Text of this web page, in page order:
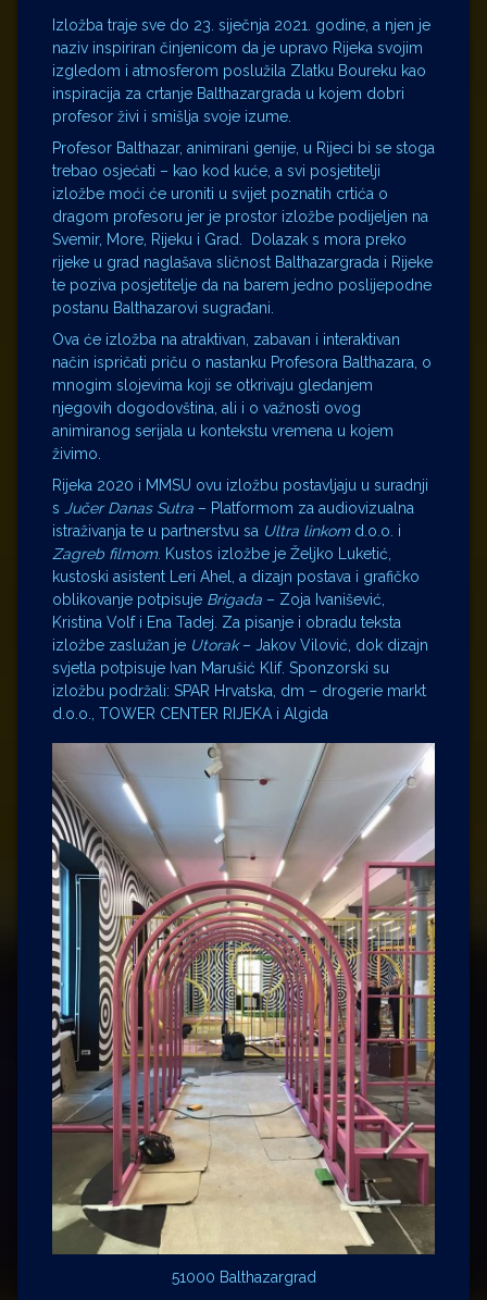
Izložba traje sve do 23. siječnja 2021. godine, a njen je
naziv inspiriran činjenicom da je upravo Rijeka svojim
izgledom i atmosferom poslužila Zlatku Boureku kao
inspiracija za crtanje Balthazargrada u kojem dobri
profesor živi i smišlja svoje izume.
Profesor Balthazar, animirani genije, u Rijeci bi se stoga
trebao osjećati – kao kod kuće, a svi posjetitelji
izložbe moći će uroniti u svijet poznatih crtića o
dragom profesoru jer je prostor izložbe podijeljen na
Svemir, More, Rijeku i Grad. Dolazak s mora preko
rijeke u grad naglašava sličnost Balthazargrada i Rijeke
te poziva posjetitelje da na barem jedno poslijepodne
postanu Balthazarovi sugrađani.
Ova će izložba na atraktivan, zabavan i interaktivan
način ispričati priču o nastanku Profesora Balthazara, o
mnogim slojevima koji se otkrivaju gledanjem
njegovih dogodovština, ali i o važnosti ovog
animiranog serijala u kontekstu vremena u kojem
živimo.
Rijeka 2020 i MMSU ovu izložbu postavljaju u suradnji
s Jučer Danas Sutra – Platformom za audiovizualna
istraživanja te u partnerstvu sa Ultra linkomd.o.o. i
Zagreb filmom. Kustos izložbe je Željko Luketić,
kustoski asistent Leri Ahel, a dizajn postava i grafičko
oblikovanje potpisuje Brigada – Zoja Ivanišević,
Kristina Volf i Ena Tadej. Za pisanje i obradu teksta
izložbe zaslužan je Utorak– Jakov Vilović, dok dizajn
svjetla potpisuje Ivan Marušić Klif. Sponzorski su
izložbu podržali: SPAR Hrvatska, dm – drogerie markt
d.o.o., TOWER CENTER RIJEKA i Algida
51000 Balthazargrad